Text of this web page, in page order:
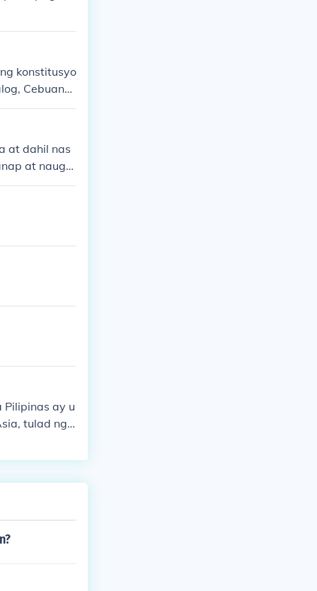
konstitusyo
Cebuano,
at dahil nas
at nauga
at naging
paula_h
ay u
tulad ng
nagkar